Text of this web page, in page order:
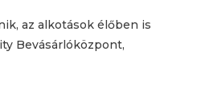
az alkotások élőben is
Bevásárlóközpont,